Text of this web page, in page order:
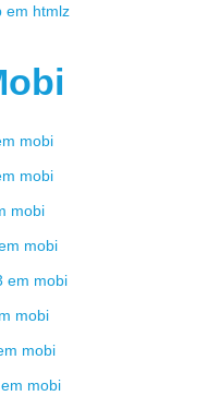
em htmlz
mobi
mobi
mobi
mobi
em mobi
mobi
mobi
em mobi